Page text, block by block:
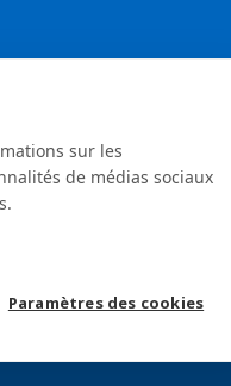
sur les
de médias sociaux
Paramètres des cookies